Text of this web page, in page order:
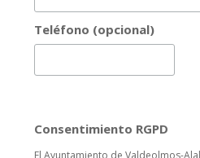
Teléfono (opcional)
Consentimiento RGPD